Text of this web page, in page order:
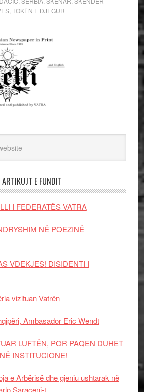
, TOKËN E DJEGUR
ARTIKUJT E FUNDIT
I FEDERATËS VATRA
NË POEZINË
VDEKJES! DISIDENTI I
vizituan Vatrën
Ambasador Eric Wendt
LUFTËN, POR PAQEN DUHET
INSTITUCIONE!
e Arbërisë dhe gjeniu ushtarak në
Saraceni-t